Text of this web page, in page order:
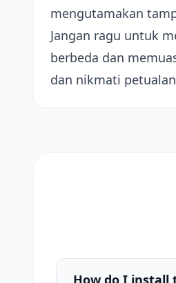
mengutamakan
Jangan ragu untuk
berbeda dan
dan nikmati
How do I install